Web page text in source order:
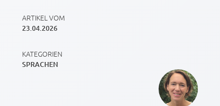
ARTIKEL VOM
23.04.2026
KATEGORIEN
SPRACHEN